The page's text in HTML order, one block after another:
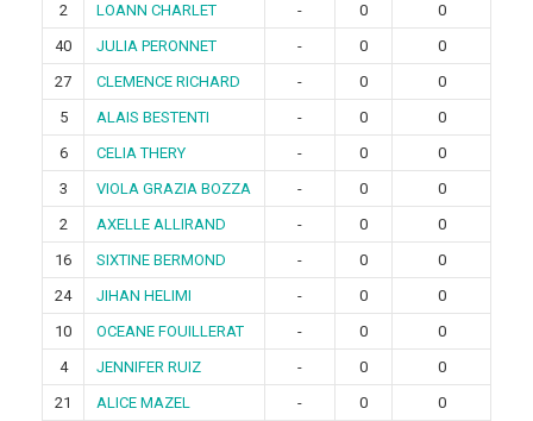
2
LOANN CHARLET - 0
0
40
JULIA PERONNET - 0
0
27
CLEMENCE RICHARD - 0
0
5
ALAIS BESTENTI - 0
0
6
CELIA THERY - 0
0
3
VIOLA GRAZIA BOZZA - 0
0
2
AXELLE ALLIRAND - 0
0
16
SIXTINE BERMOND - 0
0
24
JIHAN HELIMI - 0
0
10
OCEANE FOUILLERAT - 0
0
4
JENNIFER RUIZ - 0
0
21
ALICE MAZEL - 0
0